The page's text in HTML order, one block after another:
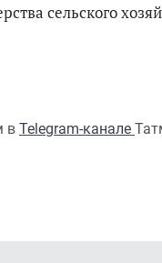
сельского
в Telegram-канале